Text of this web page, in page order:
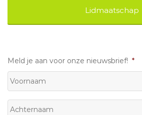
Lidmaatschap
Meld je aan voor onze nieuwsbrief! *
Voornaam